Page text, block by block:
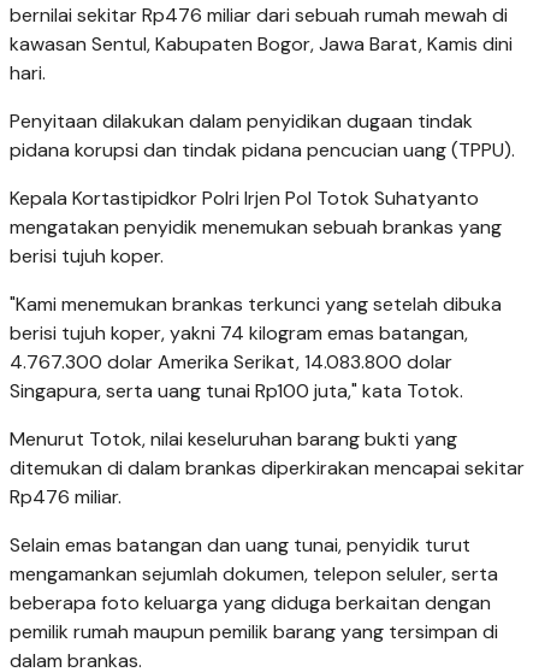
bernilai sekitar Rp476 miliar dari sebuah rumah mewah di
kawasan Sentul, Kabupaten Bogor, Jawa Barat, Kamis dini
hari.
Penyitaan dilakukan dalam penyidikan dugaan tindak
pidana korupsi dan tindak pidana pencucian uang (TPPU).
Kepala Kortastipidkor Polri Irjen Pol Totok Suhatyanto
mengatakan penyidik menemukan sebuah brankas yang
berisi tujuh koper.
"Kami menemukan brankas terkunci yang setelah dibuka
berisi tujuh koper, yakni 74 kilogram emas batangan,
4.767.300 dolar Amerika Serikat, 14.083.800 dolar
Singapura, serta uang tunai Rp100 juta," kata Totok.
Menurut Totok, nilai keseluruhan barang bukti yang
ditemukan di dalam brankas diperkirakan mencapai sekitar
Rp476 miliar.
Selain emas batangan dan uang tunai, penyidik turut
mengamankan sejumlah dokumen, telepon seluler, serta
beberapa foto keluarga yang diduga berkaitan dengan
pemilik rumah maupun pemilik barang yang tersimpan di
dalam brankas.